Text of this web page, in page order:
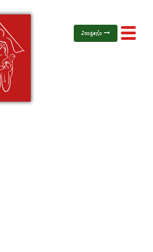
Toggle
Jongerlo